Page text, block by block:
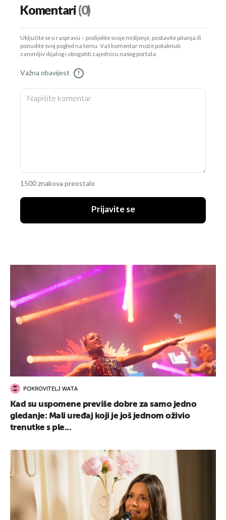
Komentari(0)
Uključite se u raspravu – podijelite svoje mišljenje, postavite pitanja ili
ponudite svoj pogled na temu. Vaš komentar može potaknuti
zanimljiv dijalog i obogatiti zajednicu našeg portala.
Važna obavijest !
1500 znakova preostalo
Prijavite se
POKROVITELJ WATA
Kad su uspomene previše dobre za samo jedno
gledanje: Mali uređaj koji je još jednom oživio
trenutke s ple...